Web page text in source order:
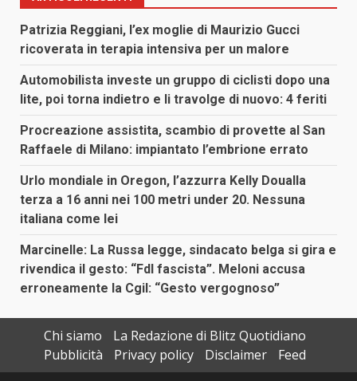
Patrizia Reggiani, l’ex moglie di Maurizio Gucci
ricoverata in terapia intensiva per un malore
Automobilista investe un gruppo di ciclisti dopo una
lite, poi torna indietro e li travolge di nuovo: 4 feriti
Procreazione assistita, scambio di provette al San
Raffaele di Milano: impiantato l’embrione errato
Urlo mondiale in Oregon, l’azzurra Kelly Doualla
terza a 16 anni nei 100 metri under 20. Nessuna
italiana come lei
Marcinelle: La Russa legge, sindacato belga si gira e
rivendica il gesto: “FdI fascista”. Meloni accusa
erroneamente la Cgil: “Gesto vergognoso”
Chi siamo
La Redazione di Blitz Quotidiano
Pubblicità
Privacy policy Disclaimer
Feed